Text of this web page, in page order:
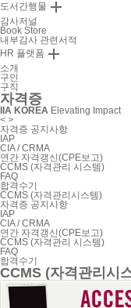
도서간행물 
감사저널
Book Store
내부감사 관련서적
HR 플랫폼 
소개
구인
구직
자격증
IIA KOREA Elevating Impact
< >
자격증 공지사항
IAP
CIA / CRMA
연간 자격갱신(CPE보고)
CCMS (자격관리 시스템)
FAQ
합격수기
CCMS (자격관리시스템)
자격증 공지사항
IAP
CIA / CRMA
연간 자격갱신(CPE보고)
CCMS (자격관리 시스템)
FAQ
합격수기
CCMS (자격관리시